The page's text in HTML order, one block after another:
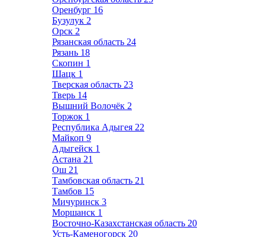
Оренбург 16
Бузулук 2
Орск 2
Рязанская область 24
Рязань 18
Скопин 1
Шацк 1
Тверская область 23
Тверь 14
Вышний Волочёк 2
Торжок 1
Республика Адыгея 22
Майкоп 9
Адыгейск 1
Астана 21
Ош 21
Тамбовская область 21
Тамбов 15
Мичуринск 3
Моршанск 1
Восточно-Казахстанская область 20
Усть-Каменогорск 20